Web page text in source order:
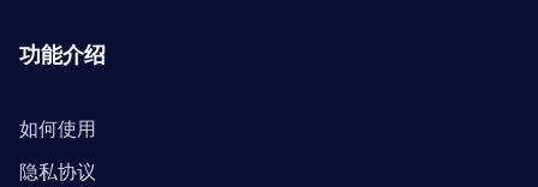
功能介绍
如何使用
隐私协议